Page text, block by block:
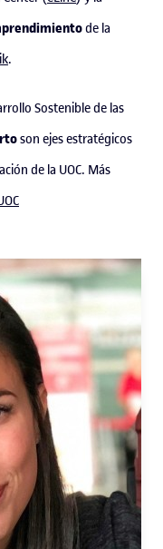
de la
.
Sostenible de las
son ejes estratégicos
de la UOC. Más